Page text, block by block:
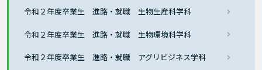
令和２年度卒業生 進路・就職 生物生産科学科
令和２年度卒業生 進路・就職 生物環境科学科
令和２年度卒業生 進路・就職 アグリビジネス学科